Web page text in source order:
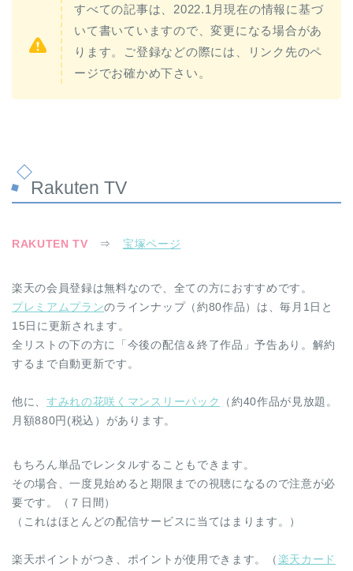
すべての記事は、2022.1月現在の情報に基づ
いて書いていますので、変更になる場合があ
ります。ご登録などの際には、リンク先のペ
ージでお確かめ下さい。
Rakuten TV
RAKUTEN TV ⇒ 宝塚ページ
楽天の会員登録は無料なので、全ての方におすすめです。
プレミアムプランのラインナップ（約80作品）は、毎月1日と
15日に更新されます。
全リストの下の方に「今後の配信＆終了作品」予告あり。解約
するまで自動更新です。
他に、すみれの花咲くマンスリーパック
（約40作品が見放題。
月額880円(税込）があります。
もちろん単品でレンタルすることもできます。
その場合、一度見始めると期限までの視聴になるので注意が必
要です。（７日間）
（これはほとんどの配信サービスに当てはまります。）
楽天ポイントがつき、ポイントが使用できます。（ 楽天カード